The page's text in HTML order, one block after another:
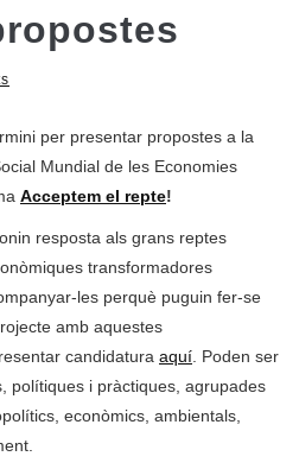
per presentar propostes a la
Mundial de les Economies
Acceptem el repte!
resposta als grans reptes
transformadores
les perquè puguin fer-se
amb aquestes
candidatura aquí . Poden ser
polítiques i pràctiques, agrupades
econòmics, ambientals,